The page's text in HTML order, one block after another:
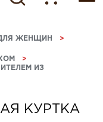
ЖЕНЩИН >
>
ИЗ
КУРТКА